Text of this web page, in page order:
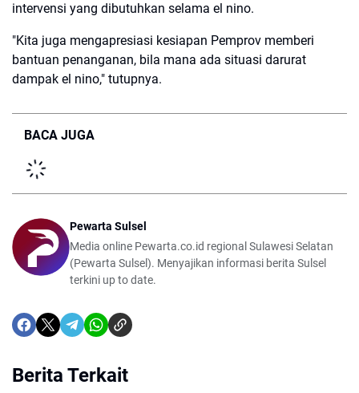
intervensi yang dibutuhkan selama el nino.
"Kita juga mengapresiasi kesiapan Pemprov memberi
bantuan penanganan, bila mana ada situasi darurat
dampak el nino," tutupnya.
BACA JUGA
Pewarta Sulsel
Media online Pewarta.co.id regional Sulawesi Selatan
(Pewarta Sulsel). Menyajikan informasi berita Sulsel
terkini up to date.
Berita Terkait